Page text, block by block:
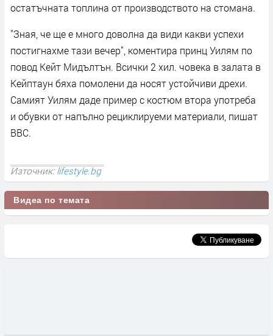
остатъчната топлина от производството на стомана.
"Зная, че ще е много доволна да види какви успехи
постигнахме тази вечер", коментира принц Уилям по
повод Кейт Мидълтън. Всички 2 хил. човека в залата в
Кейптаун бяха помолени да носят устойчиви дрехи.
Самият Уилям даде пример с костюм втора употреба
и обувки от напълно рециклируеми материали, пишат
ВВС.
Източник:lifestyle.bg
Видеа по темата